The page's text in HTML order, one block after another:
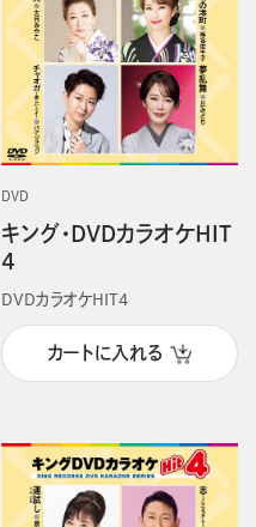
DVD
キング・DVDカラオケHIT
4
DVDカラオケHIT4
カートに入れる